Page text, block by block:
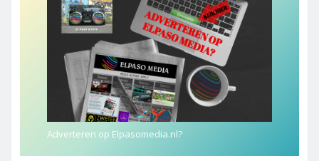
Adverteren op Elpasomedia.nl?